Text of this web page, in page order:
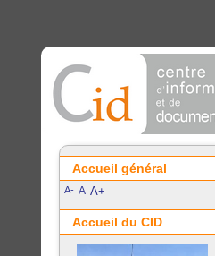
Accueil général
A- A A+
Accueil du CID